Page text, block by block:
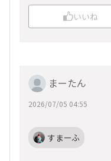
いいね
まーたん
2026/07/05 04:55
すまーふ